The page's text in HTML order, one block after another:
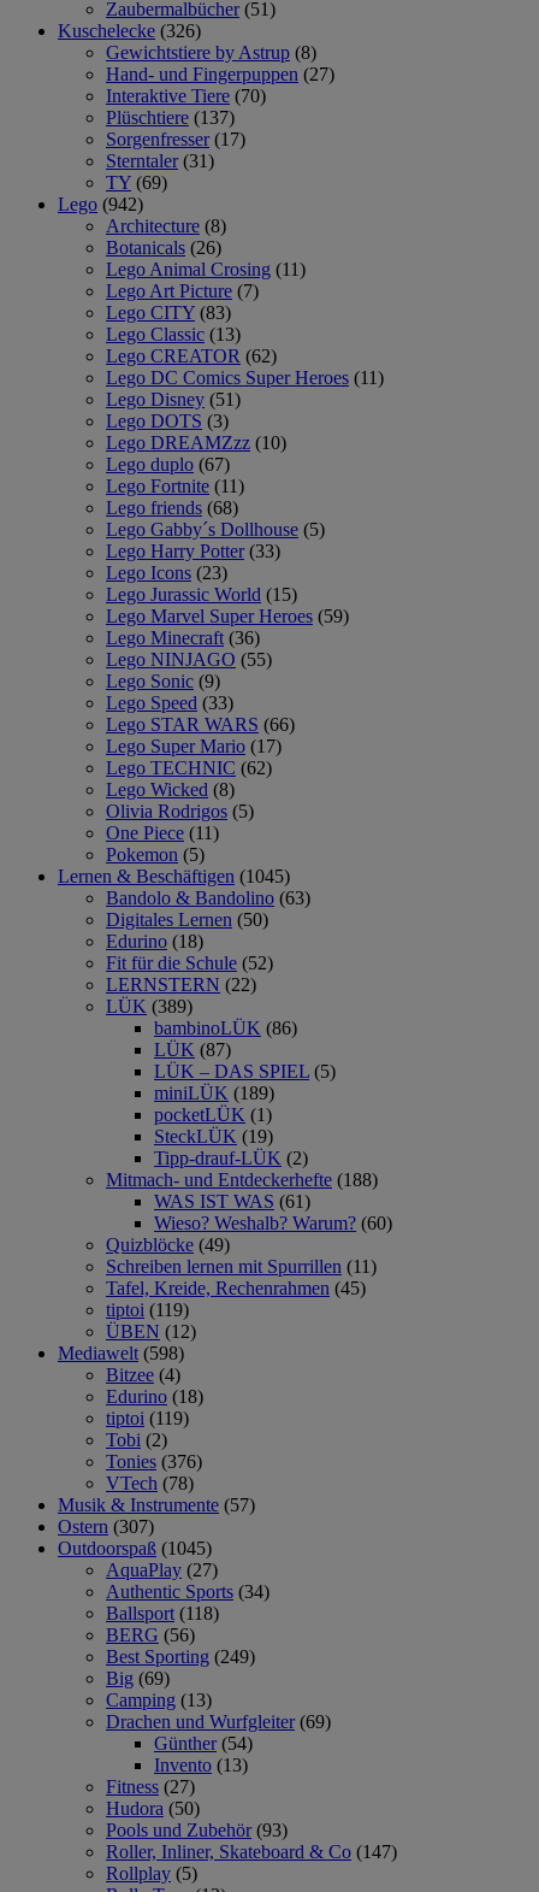
Zaubermalbücher (51)
Kuschelecke (326)
Gewichtstiere by Astrup (8)
Hand- und Fingerpuppen (27)
Interaktive Tiere (70)
Plüschtiere (137)
Sorgenfresser (17)
Sterntaler (31)
TY (69)
Lego (942)
Architecture (8)
Botanicals (26)
Lego Animal Crosing (11)
Lego Art Picture (7)
Lego CITY (83)
Lego Classic (13)
Lego CREATOR (62)
Lego DC Comics Super Heroes (11)
Lego Disney (51)
Lego DOTS (3)
Lego DREAMZzz (10)
Lego duplo (67)
Lego Fortnite (11)
Lego friends (68)
Lego Gabby´s Dollhouse (5)
Lego Harry Potter (33)
Lego Icons (23)
Lego Jurassic World (15)
Lego Marvel Super Heroes (59)
Lego Minecraft (36)
Lego NINJAGO (55)
Lego Sonic (9)
Lego Speed (33)
Lego STAR WARS (66)
Lego Super Mario (17)
Lego TECHNIC (62)
Lego Wicked (8)
Olivia Rodrigos (5)
One Piece (11)
Pokemon (5)
Lernen & Beschäftigen (1045)
Bandolo & Bandolino (63)
Digitales Lernen (50)
Edurino (18)
Fit für die Schule (52)
LERNSTERN (22)
LÜK (389)
bambinoLÜK (86)
LÜK (87)
LÜK – DAS SPIEL (5)
miniLÜK (189)
pocketLÜK (1)
SteckLÜK (19)
Tipp-drauf-LÜK (2)
Mitmach- und Entdeckerhefte (188)
WAS IST WAS (61)
Wieso? Weshalb? Warum? (60)
Quizblöcke (49)
Schreiben lernen mit Spurrillen (11)
Tafel, Kreide, Rechenrahmen (45)
tiptoi (119)
ÜBEN (12)
Mediawelt (598)
Bitzee (4)
Edurino (18)
tiptoi (119)
Tobi (2)
Tonies (376)
VTech (78)
Musik & Instrumente (57)
Ostern (307)
Outdoorspaß (1045)
AquaPlay (27)
Authentic Sports (34)
Ballsport (118)
BERG (56)
Best Sporting (249)
Big (69)
Camping (13)
Drachen und Wurfgleiter (69)
Günther (54)
Invento (13)
Fitness (27)
Hudora (50)
Pools und Zubehör (93)
Roller, Inliner, Skateboard & Co (147)
Rollplay (5)